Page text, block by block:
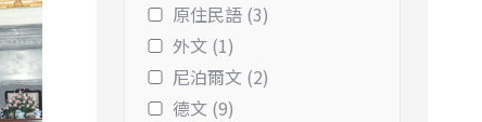
原住民語 (3)
外文 (1)
尼泊爾文 (2)
德文 (9)